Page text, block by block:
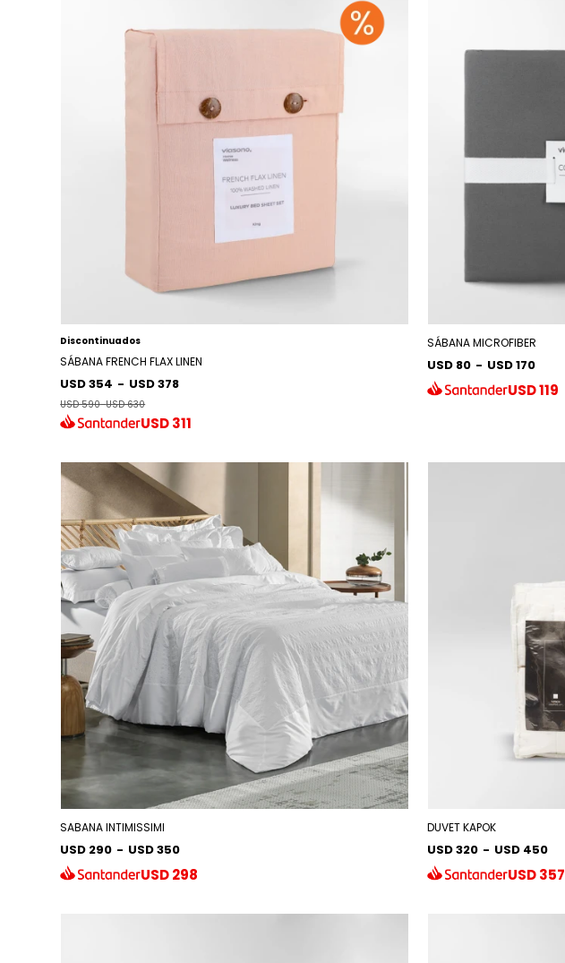
Discontinuados
SÁBANA FRENCH FLAX LINEN
USD 354 - USD 378
USD 590-USD 630
USD311
SÁBANA MICROFIBER
USD 80 - USD 170
USD119
SABANA INTIMISSIMI
USD 290 - USD 350
USD298
DUVET KAPOK
USD 320 - USD 450
USD357